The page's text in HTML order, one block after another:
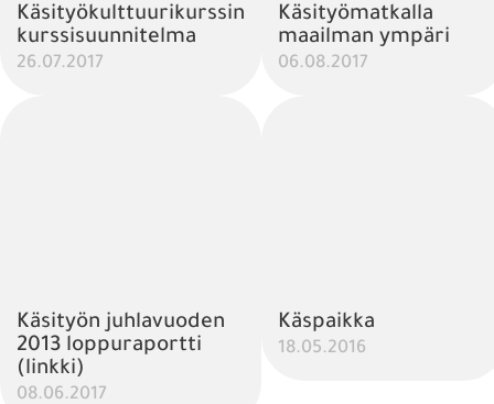
Käsityökulttuurikurssin
kurssisuunnitelma
26.07.2017
Käsityömatkalla
maailman ympäri
06.08.2017
Käsityön juhlavuoden
2013 loppuraportti
(linkki)
08.06.2017
Käspaikka
18.05.2016